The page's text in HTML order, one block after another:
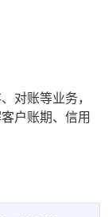
对账等业务，
户账期、信用